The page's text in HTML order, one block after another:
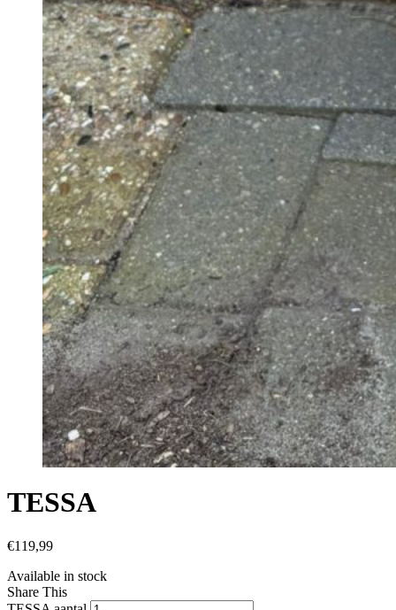
TESSA
€119,99
Available in stock
Share This